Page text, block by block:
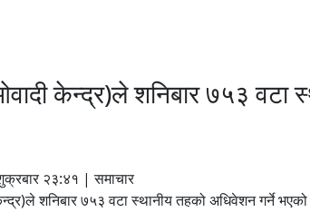
केन्द्र)ले शनिबार ७५३ वटा
२३:४१ | समाचार
शनिबार ७५३ वटा स्थानीय तहको अधिवेशन गर्ने